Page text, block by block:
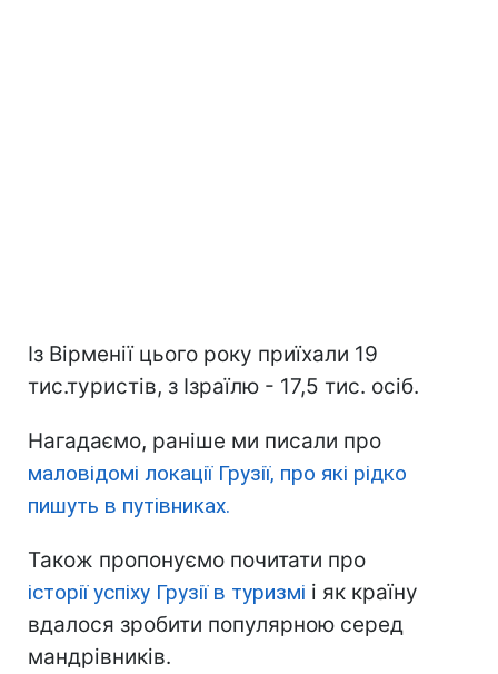
Із Вірменії цього року приїхали 19
тис.туристів, з Ізраїлю - 17,5 тис. осіб.
Нагадаємо, раніше ми писали про
маловідомі локації Грузії, про які рідко
пишуть в путівниках.
Також пропонуємо почитати про
історії успіху Грузії в туризмі і як країну
вдалося зробити популярною серед
мандрівників.